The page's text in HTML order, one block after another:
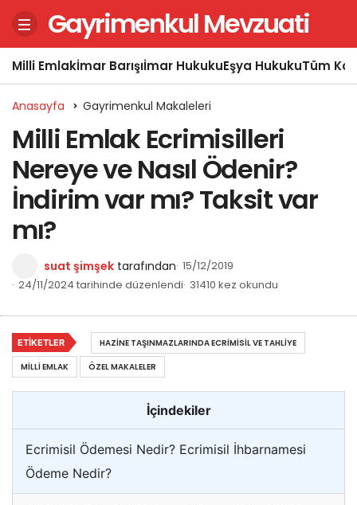
Gayrimenkul Mevzuati
Milli Emlakİmar Barışıİmar HukukuEşya HukukuTüm
Anasayfa Gayrimenkul Makaleleri
Milli Emlak Ecrimisilleri
Nereye ve Nasıl Ödenir?
İndirim var mı? Taksit var
mı?
suat şimşek tarafından 15/12/2019
24/11/2024 tarihinde düzenlendi 31410 kez okundu
İçindekiler
Ecrimisil Ödemesi Nedir? Ecrimisil İhbarnamesi
Ödeme Nedir?
ETIKETLER
HAZINE TAŞINMAZLARINDA ECRIMISIL VE TAHLIYE
MILLI EMLAK
ÖZEL MAKALELER